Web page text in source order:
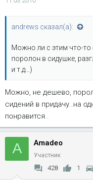
andrews сказал(а):
Можно ли с этим что-то
поролон в сидушке,
и т.д...)
Можно, не дешево,
сидений в придачу..на
понравится..
A Amadeo
Участник
428 1